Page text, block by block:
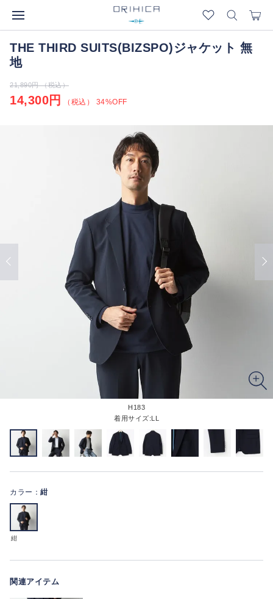
THE THIRD SUITS(BIZSPO)ジャケット 無
地
21,890円 （税込）
14,300円 （税込） 34%OFF
H183
着用サイズ:LL
カラー： 紺
紺
関連アイテム